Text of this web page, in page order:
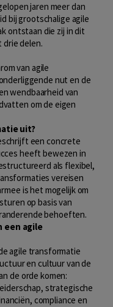
jaren meer dan
bij grootschalige agile
ontstaan die zij in dit
delen.
van agile
nut en de
wendbaarheid van
om de eigen
uit?
een concrete
heeft bewezen in
als flexibel,
vereisen
is het mogelijk om
op basis van
behoeften.
een agile
agile transformatie
en cultuur van de
de orde komen:
strategische
compliance en